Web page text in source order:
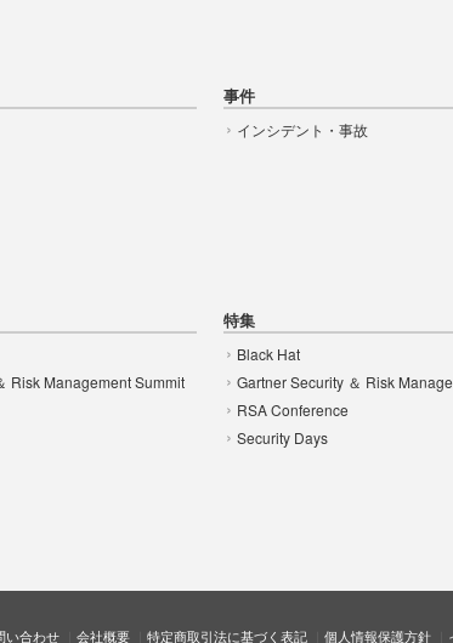
事件
インシデント・事故
Risk Management Summit
特集
Black Hat
Gartner Security ＆ Risk
RSA Conference
Security Days
い合わせ 会社概要 特定商取引法に基づく表記 個人情報保護方針